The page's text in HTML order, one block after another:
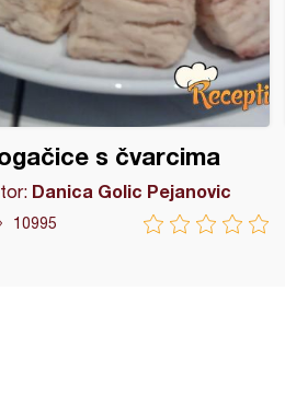
s čvarcima
Danica Golic Pejanovic
10995